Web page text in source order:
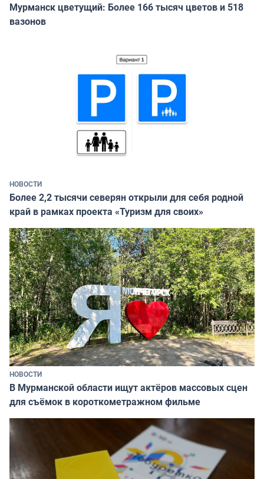
Мурманск цветущий: Более 166 тысяч цветов и 518
вазонов
НОВОСТИ
Более 2,2 тысячи северян открыли для себя родной
край в рамках проекта «Туризм для своих»
НОВОСТИ
В Мурманской области ищут актёров массовых сцен
для съёмок в короткометражном фильме